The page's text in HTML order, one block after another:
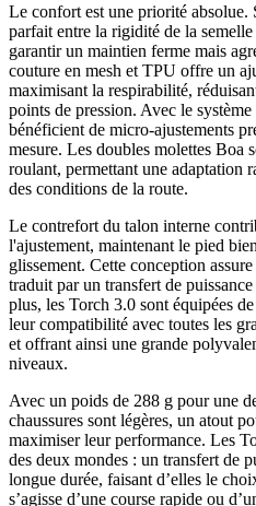
Le confort est une priorité
parfait entre la rigidité de la
garantir un maintien ferme mais
couture en mesh et TPU offre un
maximisant la respirabilité,
points de pression. Avec le
bénéficient de micro-ajustements
mesure. Les doubles molettes Boa
roulant, permettant une adaptation
des conditions de la route.
Le contrefort du talon interne
l'ajustement, maintenant le pied
glissement. Cette conception
traduit par un transfert de
plus, les Torch 3.0 sont équipées
leur compatibilité avec toutes les
et offrant ainsi une grande
niveaux.
Avec un poids de 288 g pour une
chaussures sont légères, un atout
maximiser leur performance. Les
des deux mondes : un transfert de
longue durée, faisant d’elles le
s’agisse d’une course rapide ou